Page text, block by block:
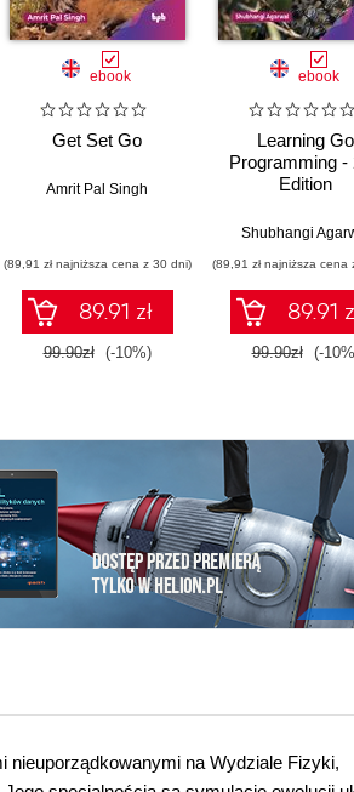
ebook
Get Set Go
Amrit Pal Singh
(89,91 zł najniższa cena z 30 dni)
89.91 zł
99.90zł (-10%)
ebook
Learning Go
Programming -
Edition
Shubhangi
(89,91 zł najniższa cena
89.91
99.90zł (-
nieuporządkowanymi na Wydziale Fizyki,